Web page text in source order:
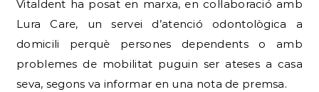
Vitaldent ha posat en marxa, en col·laboració amb
Lura Care, un servei d’atenció odontològica a
domicili perquè persones dependents o amb
problemes de mobilitat puguin ser ateses a casa
seva, segons va informar en una nota de premsa.